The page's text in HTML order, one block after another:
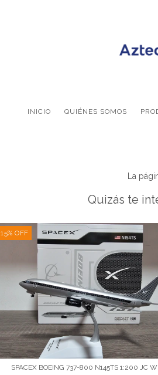
INICIO QUIÉNES SOMOS
La
Quizás te
15%OFF
SPACEX BOEING 737-800 N145TS 1:200 JC